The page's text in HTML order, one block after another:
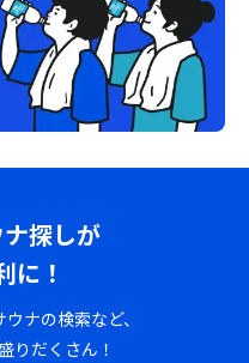
探しが
に！
ナの検索など、
りだくさん！